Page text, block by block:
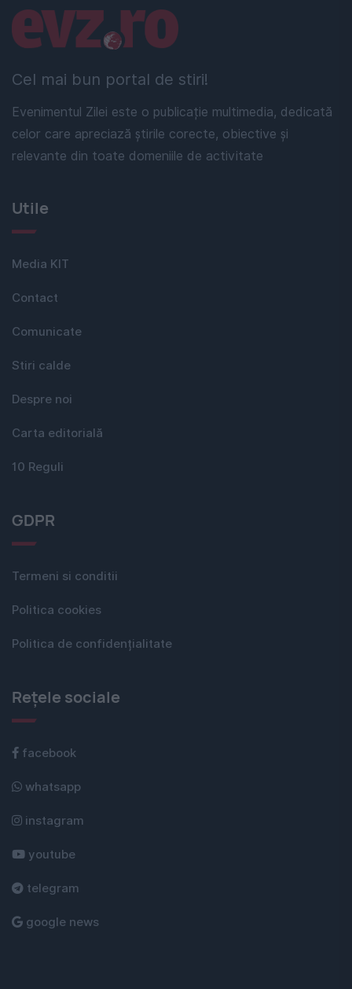
Cel mai bun portal de stiri!
Evenimentul Zilei este o publicație multimedia, dedicată
celor care apreciază știrile corecte, obiective și
relevante din toate domeniile de activitate
Linkuri utile
Utile
Media KIT
Contact
Comunicate
Stiri calde
Despre noi
Carta editorială
10 Reguli
GDPR
Termeni si conditii
Politica cookies
Politica de confidențialitate
Rețele sociale
facebook
whatsapp
instagram
youtube
telegram
google news